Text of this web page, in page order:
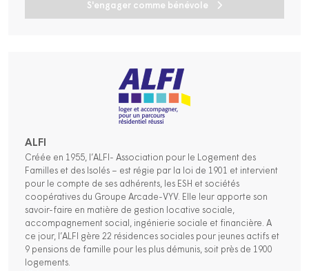
S'engager comme bénévole
ALFI
Créée en 1955, l’ALFI- Association pour le Logement des
Familles et des Isolés – est régie par la loi de 1901 et intervient
pour le compte de ses adhérents, les ESH et sociétés
coopératives du Groupe Arcade-VYV. Elle leur apporte son
savoir-faire en matière de gestion locative sociale,
accompagnement social, ingénierie sociale et financière. A
ce jour, l’ALFI gère 22 résidences sociales pour jeunes actifs et
9 pensions de famille pour les plus démunis, soit près de 1900
logements.